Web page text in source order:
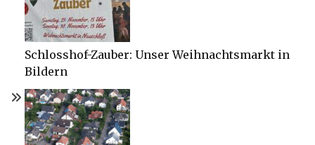
Schlosshof-Zauber: Unser Weihnachtsmarkt in
Bildern